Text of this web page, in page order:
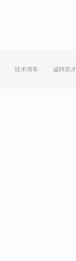
技术博客 诚聘英才